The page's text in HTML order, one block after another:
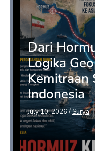
Dari
Logika
Kemitraan
Indonesia
July 10, 2026/Surya